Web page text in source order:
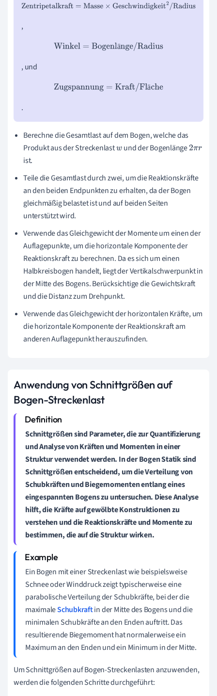
Zentripetalkraft= Masse×Geschwindigkeit2/Radius
,
ä
Winkel= Bogenlänge/Radius
, und
ä
Zugspannung= Kraft/Fläche
.
Berechne die Gesamtlast auf dem Bogen, welche das
Produkt aus der Streckenlastw und der Bogenlänge2πr
ist.
Teile die Gesamtlast durch zwei, um die Reaktionskräfte
an den beiden Endpunkten zu erhalten, da der Bogen
gleichmäßig belastet ist und auf beiden Seiten
unterstützt wird.
Verwende das Gleichgewicht der Momente um einen der
Auflagepunkte, um die horizontale Komponente der
Reaktionskraft zu berechnen. Da es sich um einen
Halbkreisbogen handelt, liegt der Vertikalschwerpunkt in
der Mitte des Bogens. Berücksichtige die Gewichtskraft
und die Distanz zum Drehpunkt.
Verwende das Gleichgewicht der horizontalen Kräfte, um
die horizontale Komponente der Reaktionskraft am
anderen Auflagepunkt herauszufinden.
Anwendung von Schnittgrößen auf
Bogen-Streckenlast
Schnittgrößen sind Parameter, die zur Quantifizierung
und Analyse von Kräften und Momenten in einer
Struktur verwendet werden. In derBogen Statiksind
Schnittgrößen entscheidend, um die Verteilung von
Schubkräften und Biegemomenten entlang eines
eingespannten Bogenszu untersuchen. Diese Analyse
hilft, dieKräfte auf gewölbte Konstruktionenzu
verstehen und dieReaktionskräfte und Momentezu
bestimmen, die auf die Struktur wirken.
Ein Bogen mit einer Streckenlast wie beispielsweise
Schnee oder Winddruck zeigt typischerweise eine
parabolische Verteilung der Schubkräfte, bei der die
maximaleSchubkraftin der Mitte des Bogens und die
minimalen Schubkräfte an den Enden auftritt. Das
resultierende Biegemoment hat normalerweise ein
Maximum an den Enden und ein Minimum in der Mitte.
Um Schnittgrößen auf Bogen-Streckenlasten anzuwenden,
werden die folgenden Schritte durchgeführt: